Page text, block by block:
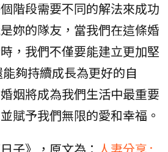
階段需要不同的解法來成功
妳的隊友，當我們在這條婚
，我們不僅要能建立更加堅
能夠持續成長為更好的自
姻將成為我們生活中最重要
賦予我們無限的愛和幸福。